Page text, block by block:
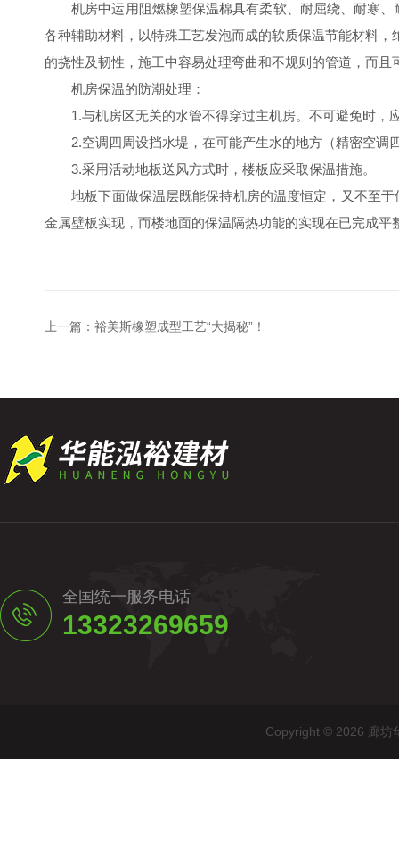
机房中运用阻燃橡塑保温棉具有柔软、耐屈绕、耐寒、
各种辅助材料，以特殊工艺发泡而成的软质保温节能材料
的挠性及韧性，施工中容易处理弯曲和不规则的管道，而且
机房保温的防潮处理：
1.与机房区无关的水管不得穿过主机房。不可避免时，
2.空调四周设挡水堤，在可能产生水的地方（精密空调
3.采用活动地板送风方式时，楼板应采取保温措施。
地板下面做保温层既能保持机房的温度恒定，又不至于
金属壁板实现，而楼地面的保温隔热功能的实现在已完成
上一篇： 裕美斯橡塑成型工艺“大揭秘”！
全国统一服务电话
13323269659
Copyright © 2026 廊